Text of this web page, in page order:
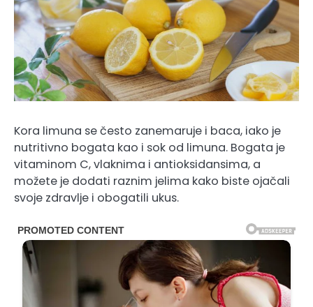
Kora limuna se često zanemaruje i baca, iako je
nutritivno bogata kao i sok od limuna. Bogata je
vitaminom C, vlaknima i antioksidansima, a
možete je dodati raznim jelima kako biste ojačali
svoje zdravlje i obogatili ukus.